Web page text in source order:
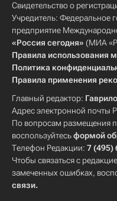
Свидетельство о
Учредитель: Федеральное
предприятие
«Россия сегодня» (МИА
Правила использования
Политика
Правила применения
Главный редактор:
Адрес электронной почты
По вопросам размещения
воспользуйтесьформой
Телефон Редакции: 7 (495)
Чтобы связаться с
замеченных ошибках,
связи.